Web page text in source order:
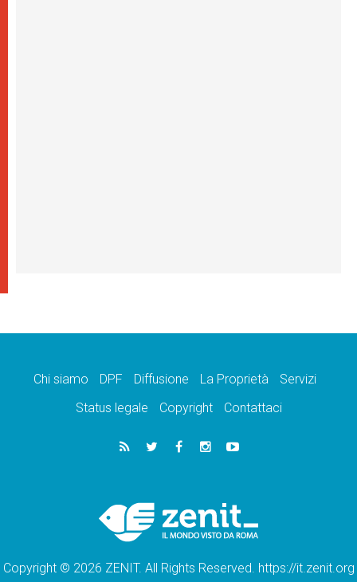
Chi siamo DPF Diffusione La Proprietà
Servizi
Status legale
Copyright Contattaci
Copyright © 2026 ZENIT. All Rights Reserved. https://it.zenit.org